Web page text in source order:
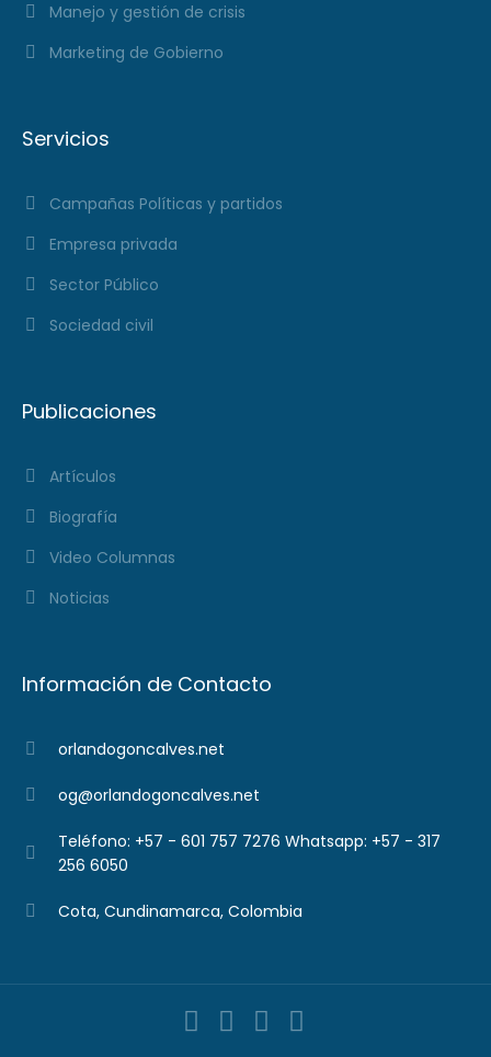
Manejo y gestión de crisis
Marketing de Gobierno
Servicios
Campañas Políticas y partidos
Empresa privada
Sector Público
Sociedad civil
Publicaciones
Artículos
Biografía
Video Columnas
Noticias
Información de Contacto
orlandogoncalves.net
og@orlandogoncalves.net
Teléfono: +57 - 601 757 7276 Whatsapp: +57 - 317
256 6050
Cota, Cundinamarca, Colombia